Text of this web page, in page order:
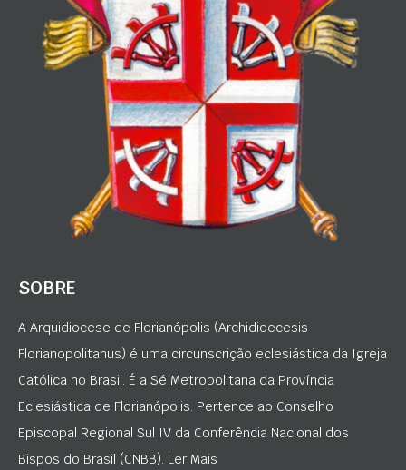
SOBRE
A Arquidiocese de Florianópolis (Archidioecesis
Florianopolitanus) é uma circunscrição eclesiástica da Igreja
Católica no Brasil. É a Sé Metropolitana da Província
Eclesiástica de Florianópolis. Pertence ao Conselho
Episcopal Regional Sul IV da Conferência Nacional dos
Bispos do Brasil (CNBB). Ler Mais